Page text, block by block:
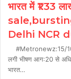
भारत में ₹1.33
Delhi NCR
#Metronewz:15/10/
लगी भीषण आग:20 से
भारत…